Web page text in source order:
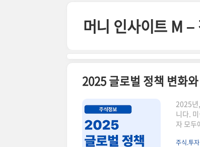
머니 인사이트 M
2025 글로벌 정책 변화
2025년
니다.
자 모두
릴게요
주식.투자